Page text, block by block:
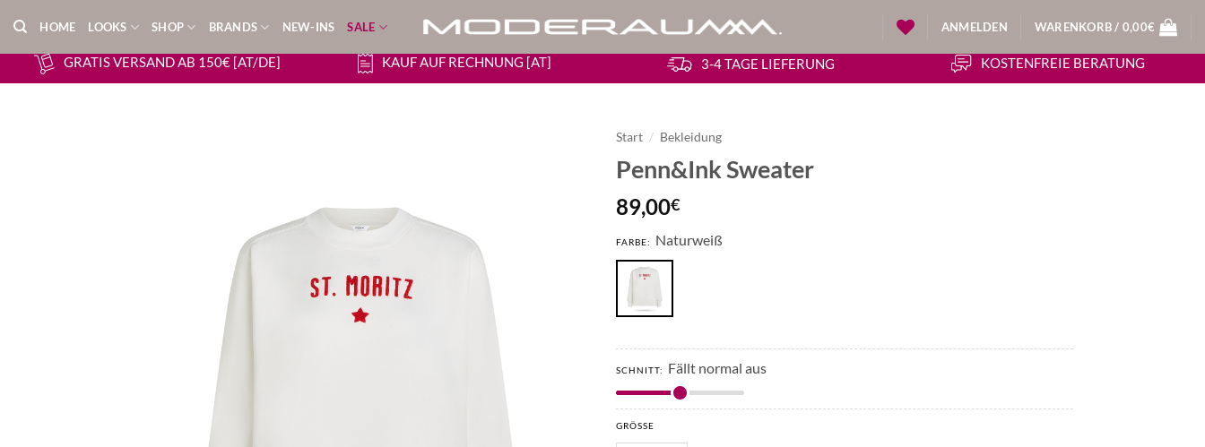
Inhalt
springen
HOME LOOKS SHOP BRANDS NEW-INS SALE ANMELDEN WARENKORB / 0,00€
GRATIS VERSAND AB 150€ [AT/DE] KAUF AUF RECHNUNG [AT] 3-4 TAGE LIEFERUNG KOSTENFREIE BERATUNG
Start / Bekleidung
Penn&Ink Sweater
89,00€
FARBE: Naturweiß
SCHNITT: Fällt normal aus
GRÖSSE